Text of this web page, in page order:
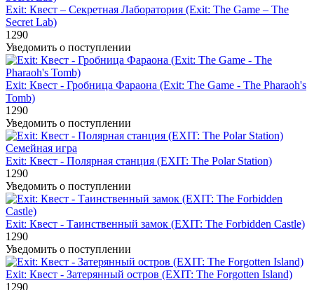
Exit: Квест – Секретная Лаборатория (Exit: The Game – The
Secret Lab)
1290
Уведомить о поступлении
Exit: Квест - Гробница Фараона (Exit: The Game - The Pharaoh's
Tomb)
1290
Уведомить о поступлении
Семейная игра
Exit: Квест - Полярная станция (EXIT: The Polar Station)
1290
Уведомить о поступлении
Exit: Квест - Таинственный замок (EXIT: The Forbidden Castle)
1290
Уведомить о поступлении
Exit: Квест - Затерянный остров (EXIT: The Forgotten Island)
1290